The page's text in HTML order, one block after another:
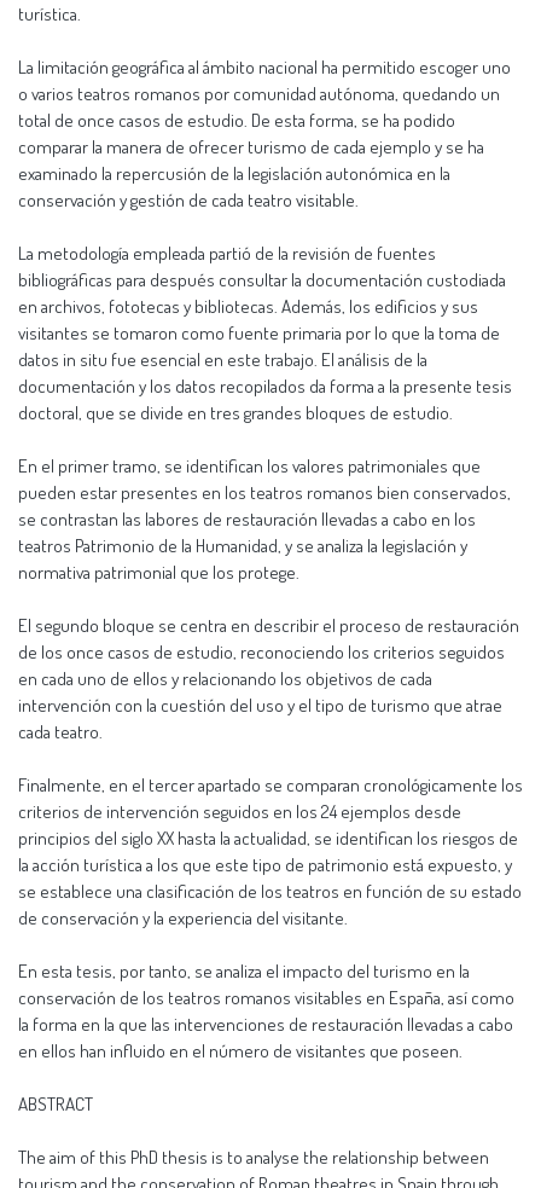
turística.
La limitación geográfica al ámbito nacional ha permitido escoger uno
o varios teatros romanos por comunidad autónoma, quedando un
total de once casos de estudio. De esta forma, se ha podido
comparar la manera de ofrecer turismo de cada ejemplo y se ha
examinado la repercusión de la legislación autonómica en la
conservación y gestión de cada teatro visitable.
La metodología empleada partió de la revisión de fuentes
bibliográficas para después consultar la documentación custodiada
en archivos, fototecas y bibliotecas. Además, los edificios y sus
visitantes se tomaron como fuente primaria por lo que la toma de
datos in situ fue esencial en este trabajo. El análisis de la
documentación y los datos recopilados da forma a la presente tesis
doctoral, que se divide en tres grandes bloques de estudio.
En el primer tramo, se identifican los valores patrimoniales que
pueden estar presentes en los teatros romanos bien conservados,
se contrastan las labores de restauración llevadas a cabo en los
teatros Patrimonio de la Humanidad, y se analiza la legislación y
normativa patrimonial que los protege.
El segundo bloque se centra en describir el proceso de restauración
de los once casos de estudio, reconociendo los criterios seguidos
en cada uno de ellos y relacionando los objetivos de cada
intervención con la cuestión del uso y el tipo de turismo que atrae
cada teatro.
Finalmente, en el tercer apartado se comparan cronológicamente los
criterios de intervención seguidos en los 24 ejemplos desde
principios del siglo XX hasta la actualidad, se identifican los riesgos de
la acción turística a los que este tipo de patrimonio está expuesto, y
se establece una clasificación de los teatros en función de su estado
de conservación y la experiencia del visitante.
En esta tesis, por tanto, se analiza el impacto del turismo en la
conservación de los teatros romanos visitables en España, así como
la forma en la que las intervenciones de restauración llevadas a cabo
en ellos han influido en el número de visitantes que poseen.
ABSTRACT
The aim of this PhD thesis is to analyse the relationship between
tourism and the conservation of Roman theatres in Spain through